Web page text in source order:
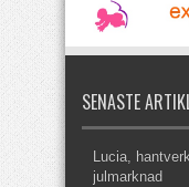
SENASTE
Lucia,
julmarknad